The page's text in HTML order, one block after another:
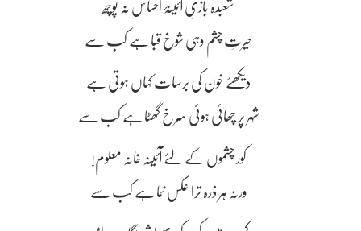
شعبدہ بازیِ آئینۂ احساس نہ پوچھ
حیرتِ چشم وہی شوخ قبا ہے کب سے
دیکھئے خون کی برسات کہاں ہوتی ہے
شہر پر چھائی ہوئی سُرخ گھٹا ہے کب سے
کور چشموں کے لئے آئینہ خانہ معلوم!
ورنہ ہر ذرہ ترا عکس نما ہے کب سے